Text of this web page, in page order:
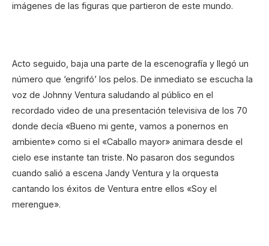
imágenes de las figuras que partieron de este mundo.
Acto seguido, baja una parte de la escenografía y llegó un
número que ‘engrifó’ los pelos. De inmediato se escucha la
voz de Johnny Ventura saludando al público en el
recordado video de una presentación televisiva de los 70
donde decía «Bueno mi gente, vamos a ponernos en
ambiente» como si el «Caballo mayor» animara desde el
cielo ese instante tan triste. No pasaron dos segundos
cuando salió a escena Jandy Ventura y la orquesta
cantando los éxitos de Ventura entre ellos «Soy el
merengue».